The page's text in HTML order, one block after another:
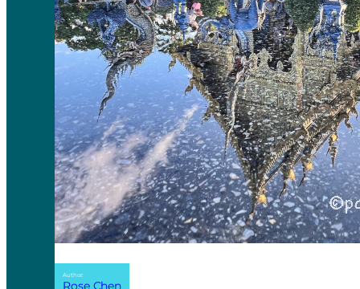
Author:
Rose Chen